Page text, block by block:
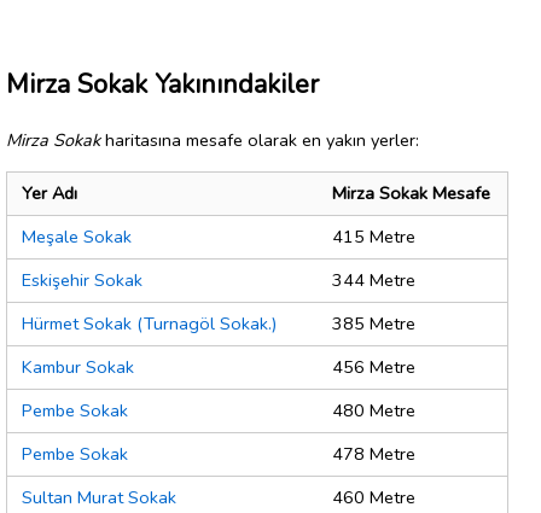
Mirza Sokak Yakınındakiler
Mirza Sokakharitasına mesafe olarak en yakın yerler:
Yer Adı
Mirza Sokak Mesafe
Meşale Sokak
415 Metre
Eskişehir Sokak
344 Metre
Hürmet Sokak (Turnagöl Sokak.)
385 Metre
Kambur Sokak
456 Metre
Pembe Sokak
480 Metre
Pembe Sokak
478 Metre
Sultan Murat Sokak
460 Metre